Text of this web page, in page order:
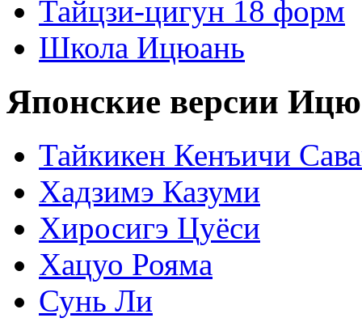
Тайцзи-цигун 18 форм
Школа Ицюань
Японские версии
Тайкикен Кенъичи
Хадзимэ Казуми
Хиросигэ Цуёси
Хацуо Рояма
Сунь Ли